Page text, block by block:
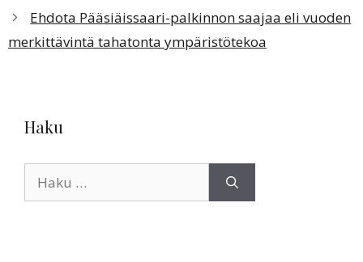
Ehdota Pääsiäissaari-palkinnon saajaa eli vuoden
merkittävintä tahatonta ympäristötekoa
Haku